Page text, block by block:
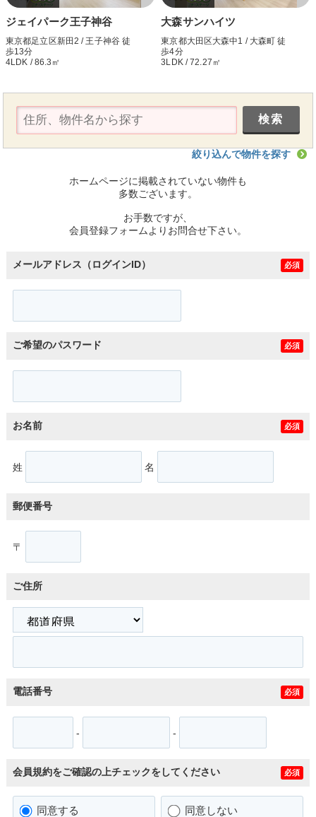
絞り込んで物件を探す
ホームページに掲載されていない物件も
多数ございます。
お手数ですが、
会員登録フォームよりお問合せ下さい。
メールアドレス（ログインID） 必須
ご希望のパスワード 必須
お名前 必須
姓 名
郵便番号
〒
ご住所
電話番号 必須
- -
会員規約をご確認の上チェックをしてください 必須
同意する 同意しない